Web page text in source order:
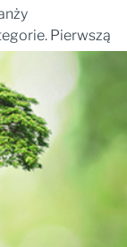
Pierwszą